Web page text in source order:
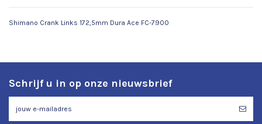
Shimano Crank Links 172,5mm Dura Ace FC-7900
Schrijf u in op onze nieuwsbrief